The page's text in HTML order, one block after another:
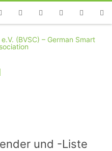
TwitterYoutubeInstagramLinkedin
und -Liste